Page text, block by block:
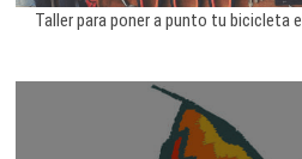
Taller para poner a punto tu bicicleta